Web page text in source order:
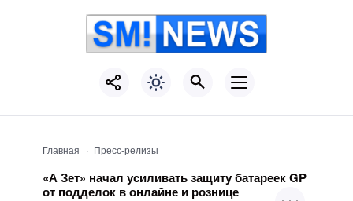
Главная Пресс-релизы
«А Зет» начал усиливать защиту батареек GP
от подделок в онлайне и рознице